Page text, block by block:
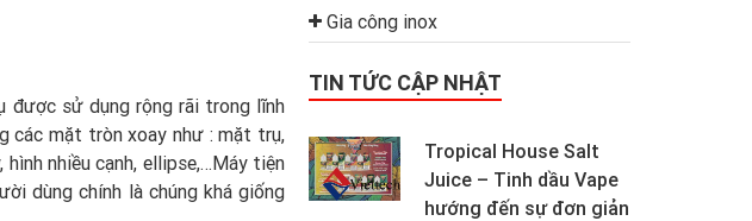
được sử dụng rộng rãi trong lĩnh
các mặt tròn xoay như : mặt trụ,
nhiều cạnh, ellipse,…Máy tiện
dùng chính là chúng khá giống
Gia công inox
TIN TỨC CẬP NHẬT
Tropical House Salt
Juice – Tinh dầu Vape
hướng đến sự đơn giản